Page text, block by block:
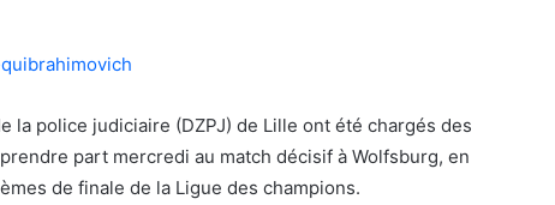
la police judiciaire (DZPJ) de Lille ont été chargés des
part mercredi au match décisif à Wolfsburg, en
de finale de la Ligue des champions.